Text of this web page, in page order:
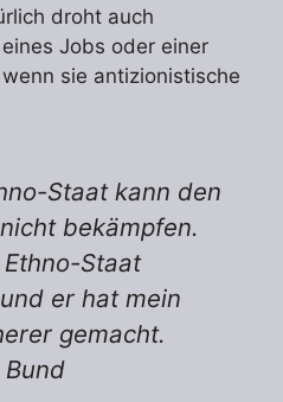
droht auch
Jobs oder einer
sie antizionistische
Staat kann den
bekämpfen.
Staat
er hat mein
gemacht.